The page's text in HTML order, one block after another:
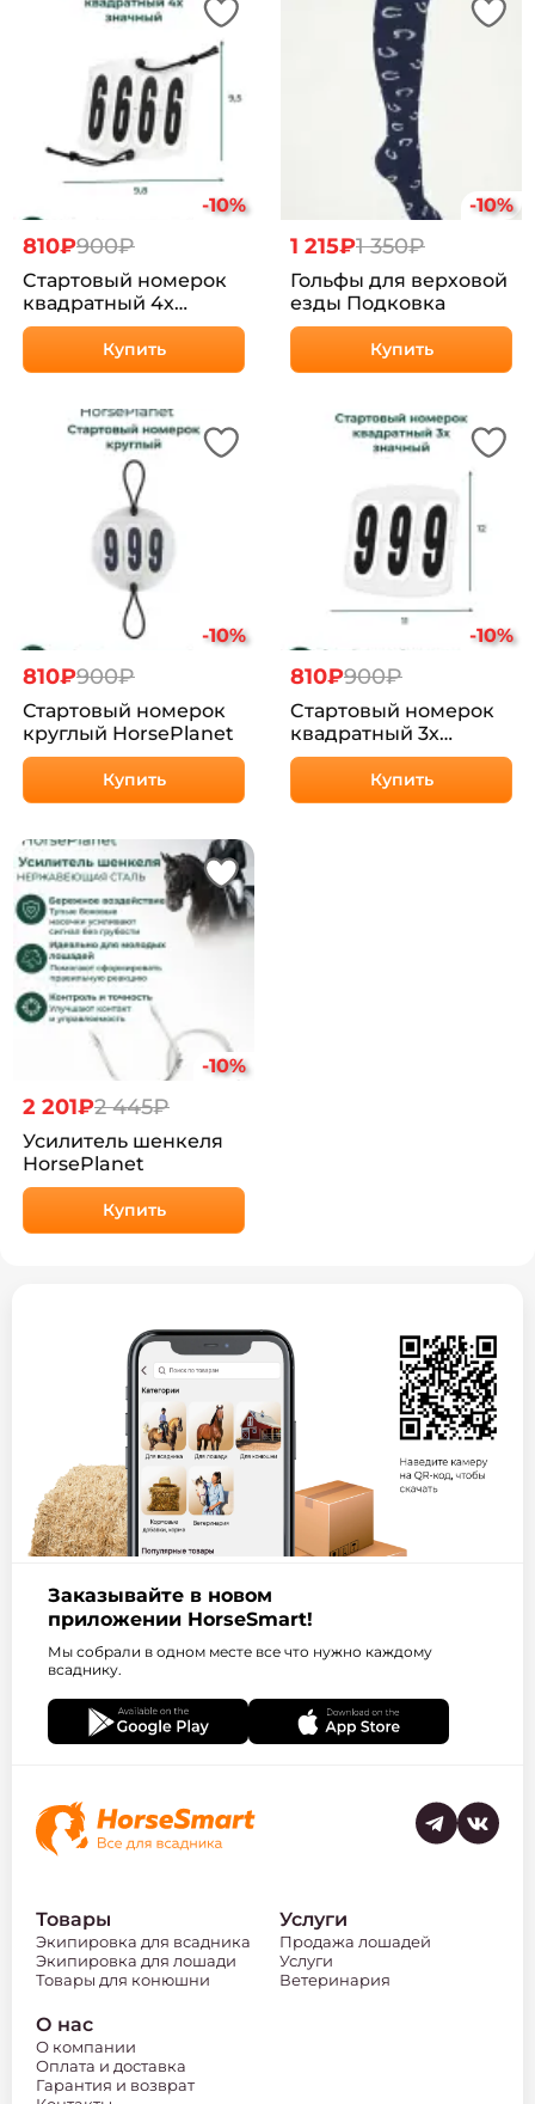
-10%
810₽900₽
Cтартовый номерок
квадратный 4х
значный
Купить
-10%
1 215₽1 350₽
Гольфы для верховой
езды Подковка
Купить
-10%
810₽900₽
Стартовый номерок
круглый HorsePlanet
Купить
-10%
810₽900₽
Cтартовый номерок
квадратный 3х
значный
Купить
-10%
2 201₽2 445₽
Усилитель шенкеля
HorsePlanet
Купить
Заказывайте в новом
приложении HorseSmart!
Мы собрали в одном месте все что нужно каждому
всаднику.
Товары
Экипировка для всадника
Экипировка для лошади
Товары для конюшни
Услуги
Продажа лошадей
Услуги
Ветеринария
О нас
О компании
Оплата и доставка
Гарантия и возврат